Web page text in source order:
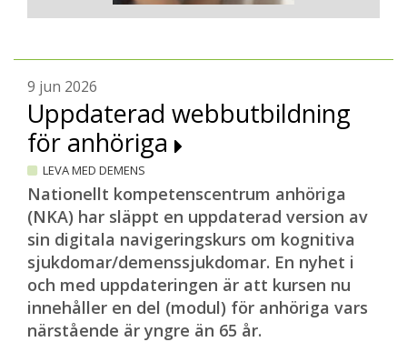
9 jun 2026
Uppdaterad webbutbildning
för anhöriga
LEVA MED DEMENS
Nationellt kompetenscentrum anhöriga
(NKA) har släppt en uppdaterad version av
sin digitala navigeringskurs om kognitiva
sjukdomar/demenssjukdomar. En nyhet i
och med uppdateringen är att kursen nu
innehåller en del (modul) för anhöriga vars
närstående är yngre än 65 år.